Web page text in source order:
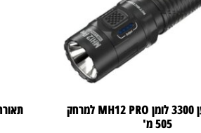
פנס יד נטען 3300 לומן MH12 PRO למרחק
505 מ'